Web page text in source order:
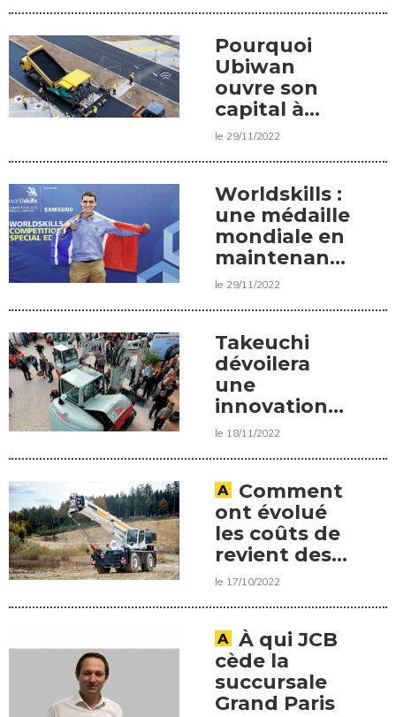
Pourquoi
Ubiwan
ouvre son
capital à
Coyote
le 29/11/2022
Worldskills :
une médaille
mondiale en
maintenance
des
le 29/11/2022
Takeuchi
dévoilera
une
innovation
de rupture
le 18/11/2022
Comment
ont évolué
les coûts de
revient des
grues
trimestre ?
le 17/10/2022
À qui JCB
cède la
succursale
Grand Paris